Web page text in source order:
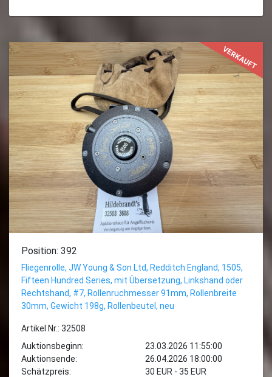
VERKAUFT
Position: 392
Fliegenrolle, JW Young & Son Ltd, Redditch England, 1505,
Fifteen Hundred Series, mit Übersetzung, Linkshand oder
Rechtshand, #7, Rollenruchmesser 91mm, Rollenbreite
30mm, Gewicht 198g, Rollenbeutel, neu
Artikel Nr.: 32508
Auktionsbeginn:
23.03.2026 11:55:00
Auktionsende:
26.04.2026 18:00:00
Schätzpreis:
30 EUR - 35 EUR